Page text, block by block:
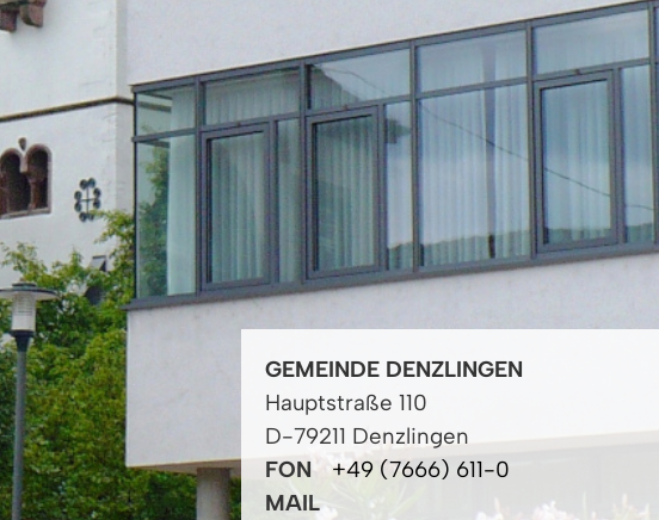
GEMEINDE DENZLINGEN
Hauptstraße 110
D-79211 Denzlingen
FON
+49 (7666) 611-0
MAIL